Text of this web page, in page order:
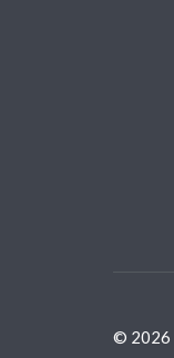
© 2026